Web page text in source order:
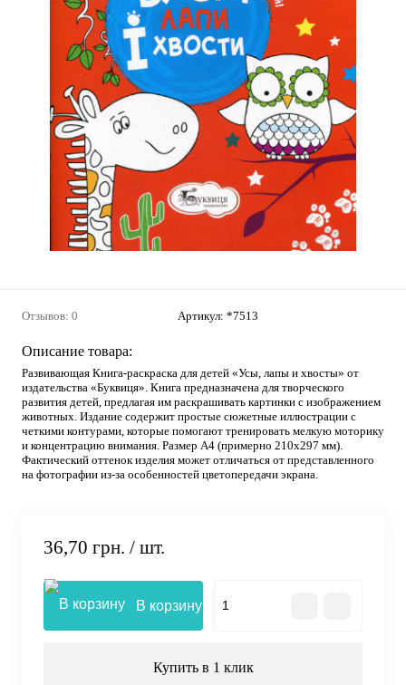
Отзывов: 0 Артикул: *7513
Описание товара:
Развивающая Книга-раскраска для детей «Усы, лапы и хвосты» от
издательства «Буквиця». Книга предназначена для творческого
развития детей, предлагая им раскрашивать картинки с изображением
животных. Издание содержит простые сюжетные иллюстрации с
четкими контурами, которые помогают тренировать мелкую моторику
и концентрацию внимания. Размер А4 (примерно 210х297 мм).
Фактический оттенок изделия может отличаться от представленного
на фотографии из-за особенностей цветопередачи экрана.
36,70 грн. / шт.
В корзину
Купить в 1 клик